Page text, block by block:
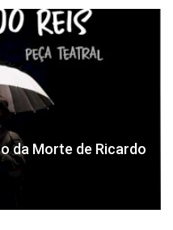
da Morte de Ricardo